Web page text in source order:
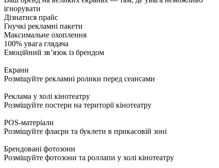
ігнорувати
Дізнатися прайс
Гнучкі рекламні пакети
Максимальне охоплення
100% увага глядача
Емоційний зв’язок із брендом
Екрани
Розміщуйте рекламні ролики перед сеансами
Реклама у холі кінотеатру
Розміщуйте постери на території кінотеатру
POS-матеріали
Розміщуйте флаєри та буклети в прикасовій зоні
Брендовані фотозони
Розміщуйте фотозони та роллапи у холі кінотеатру